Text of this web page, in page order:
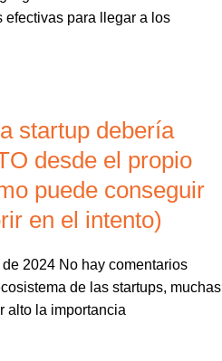
efectivas para llegar a los
startup debería
desde el propio
puede conseguir
en el intento)
2024 No hay comentarios
de las startups, muchas
alto la importancia